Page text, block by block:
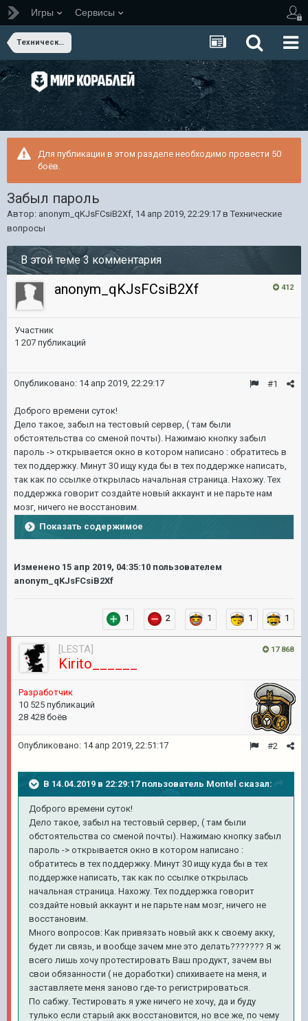
Игры Сервисы
Технические вопросы
Для публикации в этом разделе необходимо провести 50
боёв.
Забыл пароль
Автор: anonym_qKJsFCsiB2Xf, 14 апр 2019, 22:29:17 в Технические
вопросы
В этой теме 3 комментария
412
anonym_qKJsFCsiB2Xf
Участник
1 207 публикаций
#1
Опубликовано: 14 апр 2019, 22:29:17
Доброго времени суток!
Дело такое, забыл на тестовый сервер, ( там были
обстоятельства со сменой почты). Нажимаю кнопку забыл
пароль -> открывается окно в котором написано : обратитесь в
тех поддержку. Минут 30 ищу куда бы в тех поддержке написать,
так как по ссылке открылась начальная страница. Нахожу. Тех
поддержка говорит создайте новый аккаунт и не парьте нам
мозг, ничего не восстановим.
Показать содержимое
Изменено 15 апр 2019, 04:35:10 пользователем
anonym_qKJsFCsiB2Xf
1 2 1 1 1
17 868
[LESTA]
Kirito______
Разработчик
10 525 публикаций
28 428 боёв
#2
Опубликовано: 14 апр 2019, 22:51:17
В 14.04.2019 в 22:29:17 пользователь Montel сказал:
Доброго времени суток!
Дело такое, забыл на тестовый сервер, ( там были
обстоятельства со сменой почты). Нажимаю кнопку забыл
пароль -> открывается окно в котором написано :
обратитесь в тех поддержку. Минут 30 ищу куда бы в тех
поддержке написать, так как по ссылке открылась
начальная страница. Нахожу. Тех поддержка говорит
создайте новый аккаунт и не парьте нам мозг, ничего не
восстановим.
Много вопросов: Как привязать новый акк к своему акку,
будет ли связь, и вообще зачем мне это делать??????? Я ж
всего лишь хочу протестировать Ваш продукт, зачем вы
свои обязанности ( не доработки) спихиваете на меня, и
заставляете меня заново где-то регистрироваться.
По сабжу. Тестировать я уже ничего не хочу, да и буду
тулько если старый акк восстановится, но все же, по чему